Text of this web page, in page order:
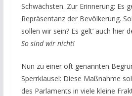
Schwächsten. Zur Erinnerung: Es
Repräsentanz der Bevölkerung.
sollen wir sein? Es gelt‘ auch hier
So sind wir nicht!
Nun zu einer oft genannten
Sperrklausel: Diese Maßnahme
des Parlaments in viele kleine